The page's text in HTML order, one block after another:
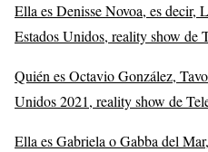
Ella es Denisse Novoa, es decir,
Estados Unidos, reality show de
Quién es Octavio González,
Unidos 2021, reality show de
Ella es Gabriela o Gabba del